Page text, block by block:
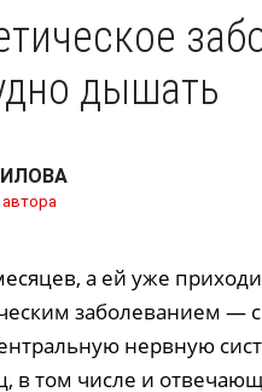
дышать
а ей уже
заболеванием —
нервную
в том числе и